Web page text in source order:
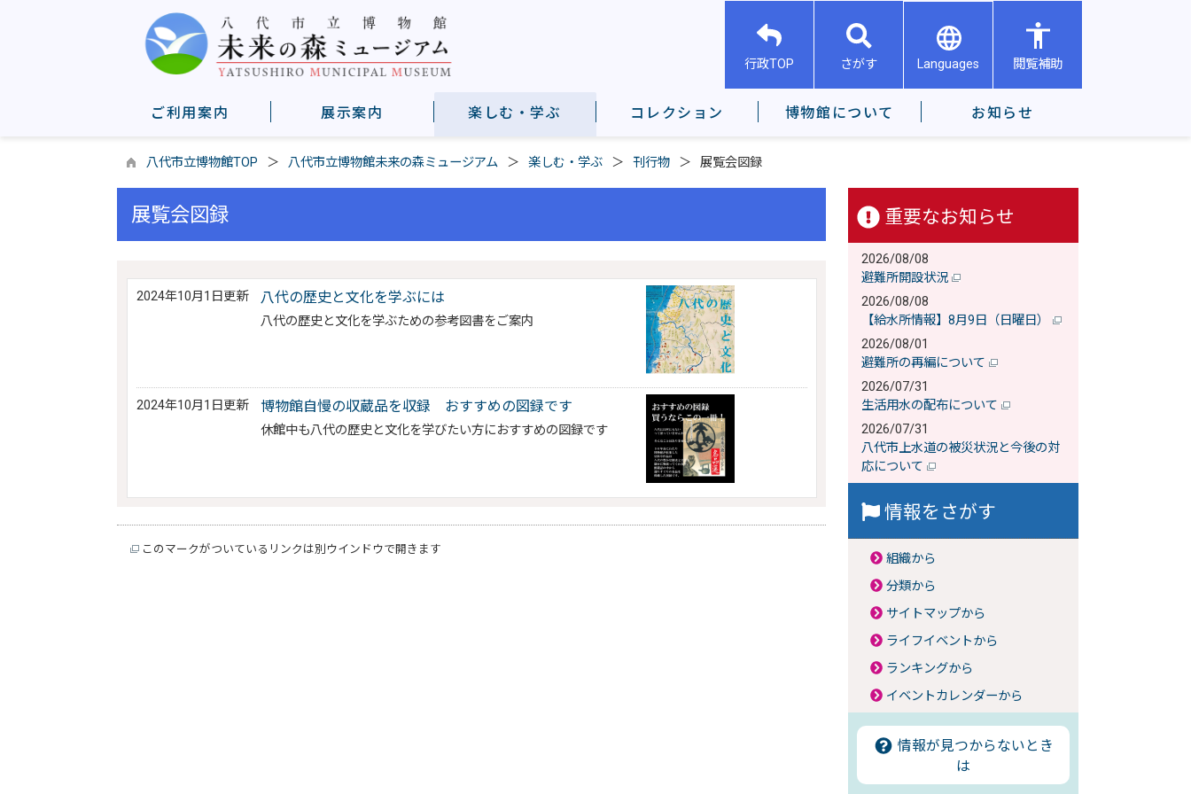
行政TOP さがす Languages 閲覧補助
ご利用案内 展示案内 楽しむ・学ぶ コレクション 博物館について お知らせ
八代市立博物館TOP 八代市立博物館未来の森ミュージアム 楽しむ・学ぶ 刊行物 展覧会図録
展覧会図録
2024年10月1日更新 八代の歴史と文化を学ぶには
八代の歴史と文化を学ぶための参考図書をご案内
2024年10月1日更新 博物館自慢の収蔵品を収録 おすすめの図録です
休館中も八代の歴史と文化を学びたい方におすすめの図録です
このマークがついているリンクは別ウインドウで開きます
重要なお知らせ
2026/08/08
避難所開設状況
2026/08/08
【給水所情報】8月9日（日曜日）
2026/08/01
避難所の再編について
2026/07/31
生活用水の配布について
2026/07/31
八代市上水道の被災状況と今後の対
応について
情報をさがす
組織から
分類から
サイトマップから
ライフイベントから
ランキングから
イベントカレンダーから
情報が見つからないとき
は